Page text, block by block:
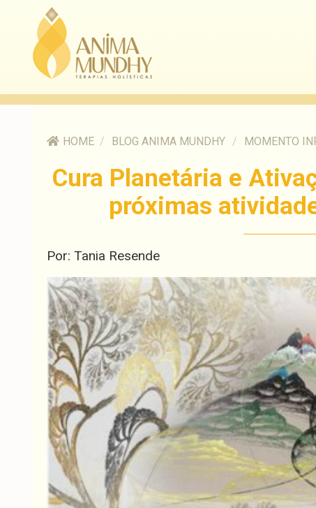
HOME / BLOG ANIMA MUNDHY / MOMENTO
Cura Planetária e
próximas
Por: Tania Resende